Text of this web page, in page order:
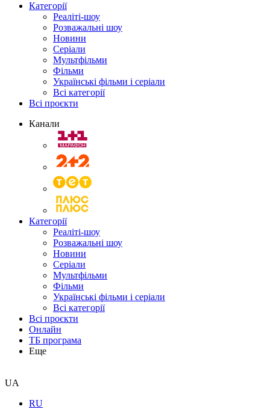
Категорії
Реаліті-шоу
Розважальні шоу
Новини
Серіали
Мультфільми
Фільми
Українські фільми і серіали
Всі категорії
Всі проєкти
Канали
Категорії
Реаліті-шоу
Розважальні шоу
Новини
Серіали
Мультфільми
Фільми
Українські фільми і серіали
Всі категорії
Всі проєкти
Онлайн
ТБ програма
Еще
UA
RU